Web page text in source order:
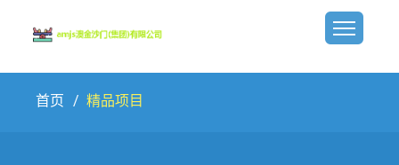
首页 精品项目